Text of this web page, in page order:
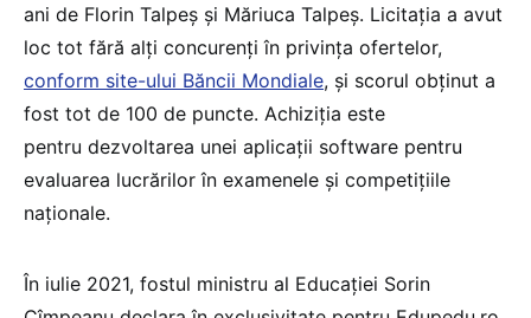
ani de Florin Talpeș și Măriuca Talpeș. Licitația a avut
loc tot fără alți concurenți în privința ofertelor,
conform site-ului Băncii Mondiale, și scorul obținut a
fost tot de 100 de puncte. Achiziția este
pentru dezvoltarea unei aplicații software pentru
evaluarea lucrărilor în examenele și competițiile
naționale.
În iulie 2021, fostul ministru al Educației Sorin